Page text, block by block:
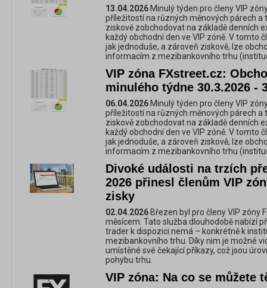
13.04.2026 Minulý týden pro členy VIP
příležitostí na různých měnových párech a
ziskově zobchodovat na základě denních
každý obchodní den ve VIP zóně. V tomto
jak jednoduše, a zároveň ziskově, lze
informacím z mezibankovního trhu
VIP zóna FXstreet.cz:
minulého týdne 30.3.2026 -
06.04.2026 Minulý týden pro členy VIP
příležitostí na různých měnových párech a
ziskově zobchodovat na základě denních
každý obchodní den ve VIP zóně. V tomto
jak jednoduše, a zároveň ziskově, lze
informacím z mezibankovního trhu
Divoké události na trzích
2026 přinesl členům VIP
zisky
02.04.2026 Březen byl pro členy VIP zóny
měsícem. Tato služba dlouhodobě nabízí
trader k dispozici nemá – konkrétně k
mezibankovního trhu. Díky nim je možné
umístěné své čekající příkazy, což jsou
pohybu trhu.
VIP zóna: Na co se můžete